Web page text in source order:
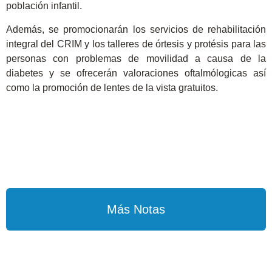
población infantil.
Además, se promocionarán los servicios de rehabilitación
integral del CRIM y los talleres de órtesis y protésis para las
personas con problemas de movilidad a causa de la
diabetes y se ofrecerán valoraciones oftalmólogicas así
como la promoción de lentes de la vista gratuitos.
Más Notas